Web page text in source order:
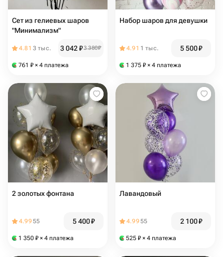
Сет из гелиевых шаров
"Минимализм"
4.81 3 тыс. 3 042₽3 380₽
761 ₽ × 4 платежа
Набор шаров для девушки
4.91 1 тыс. 5 500₽
1 375 ₽ × 4 платежа
2 золотых фонтана
4.9955 5 400₽
1 350 ₽ × 4 платежа
Лавандовый
4.9955 2 100₽
525 ₽ × 4 платежа